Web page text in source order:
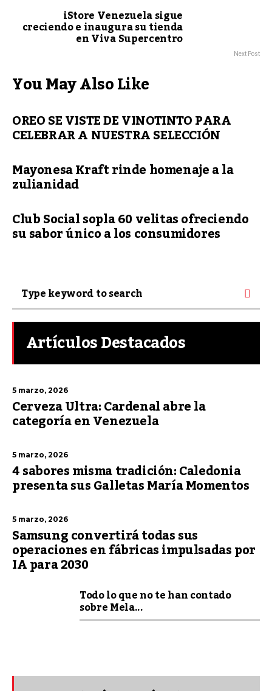
iStore Venezuela sigue
creciendo e inaugura su tienda
en Viva Supercentro
Next Post
You May Also Like
OREO SE VISTE DE VINOTINTO PARA
CELEBRAR A NUESTRA SELECCIÓN
Mayonesa Kraft rinde homenaje a la
zulianidad
Club Social sopla 60 velitas ofreciendo
su sabor único a los consumidores
Artículos Destacados
5 marzo, 2026
Cerveza Ultra: Cardenal abre la
categoría en Venezuela
5 marzo, 2026
4 sabores misma tradición: Caledonia
presenta sus Galletas María Momentos
5 marzo, 2026
Samsung convertirá todas sus
operaciones en fábricas impulsadas por
IA para 2030
Todo lo que no te han contado
sobre Mela...